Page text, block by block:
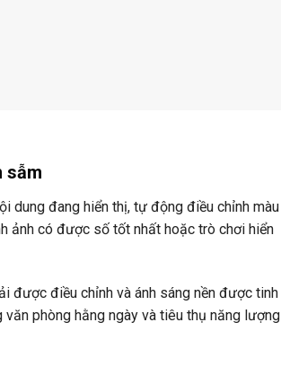
sẫm
dung đang hiển thị, tự động điều chỉnh màu
ảnh có được số tốt nhất hoặc trò chơi hiển
được điều chỉnh và ánh sáng nền được tinh
phòng hằng ngày và tiêu thụ năng lượng